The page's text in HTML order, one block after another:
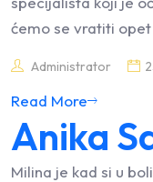
ćemo se vratiti opet
Administrator
Read More
Anika
Milina je kad si u